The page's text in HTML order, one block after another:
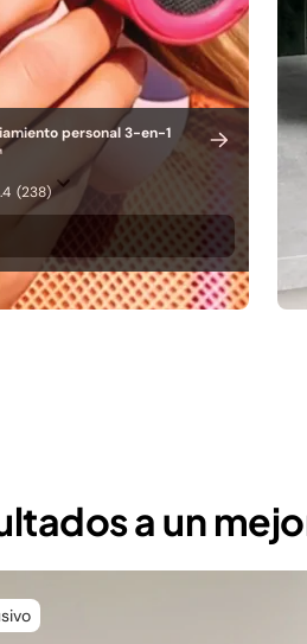
personal 3-en-1
(238)
a un